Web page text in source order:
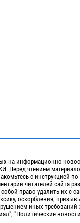
на информационно-
чтением материалов
с инструкцией
читателей сайта
право удалить их с
оскорбления,
иных
"Политические